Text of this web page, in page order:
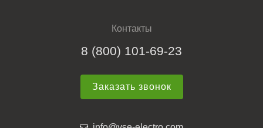
Контакты
8 (800) 101-69-23
Заказать звонок